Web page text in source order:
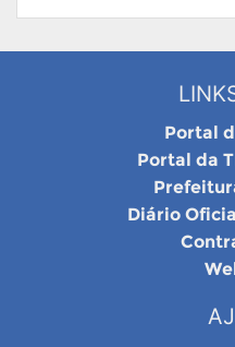
Portal
Portal da
Diário